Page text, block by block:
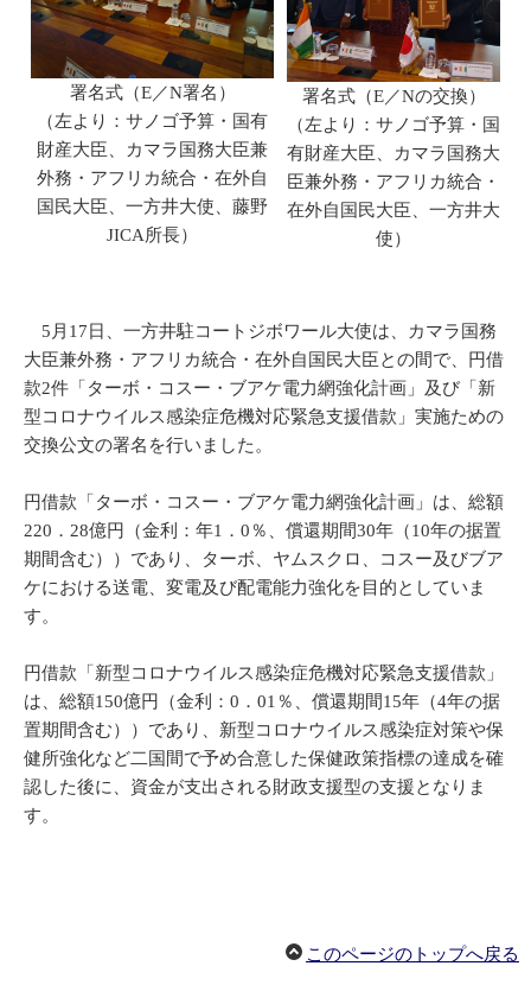
署名式（E／N署名）
（左より：サノゴ予算・国有
財産大臣、カマラ国務大臣兼
外務・アフリカ統合・在外自
国民大臣、一方井大使、藤野
JICA所長）
署名式（E／Nの交換）
（左より：サノゴ予算・国
有財産大臣、カマラ国務大
臣兼外務・アフリカ統合・
在外自国民大臣、一方井大
使）
5月17日、一方井駐コートジボワール大使は、カマラ国務
大臣兼外務・アフリカ統合・在外自国民大臣との間で、円借
款2件「ターボ・コスー・ブアケ電力網強化計画」及び「新
型コロナウイルス感染症危機対応緊急支援借款」実施ための
交換公文の署名を行いました。
円借款「ターボ・コスー・ブアケ電力網強化計画」は、総額
220．28億円（金利：年1．0％、償還期間30年（10年の据置
期間含む））であり、ターボ、ヤムスクロ、コスー及びブア
ケにおける送電、変電及び配電能力強化を目的としていま
す。
円借款「新型コロナウイルス感染症危機対応緊急支援借款」
は、総額150億円（金利：0．01％、償還期間15年（4年の据
置期間含む））であり、新型コロナウイルス感染症対策や保
健所強化など二国間で予め合意した保健政策指標の達成を確
認した後に、資金が支出される財政支援型の支援となりま
す。
このページのトップへ戻る